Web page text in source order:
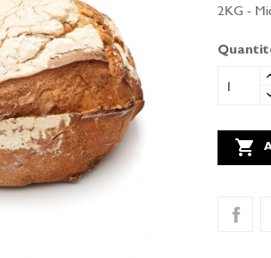
2KG -
